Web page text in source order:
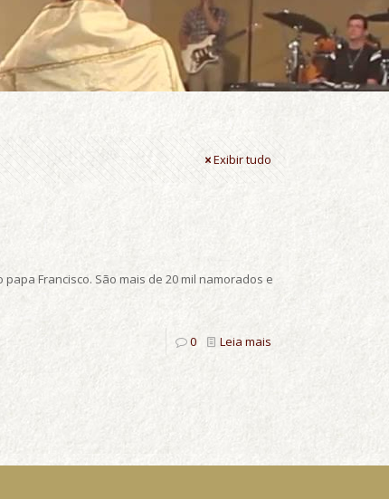
Exibir tudo
Francisco. São mais de 20 mil namorados e
0 Leia mais